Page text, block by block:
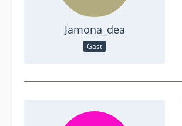
Jamona_dea
Gast